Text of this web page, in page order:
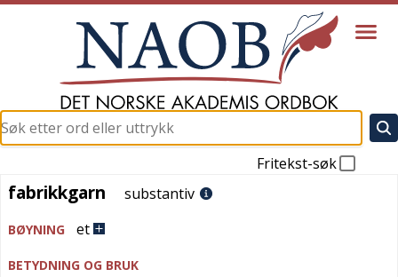
Fritekst-søk
fabrikkgarn
fabrikkgarn substantiv
BØYNING et
BETYDNING OG BRUK